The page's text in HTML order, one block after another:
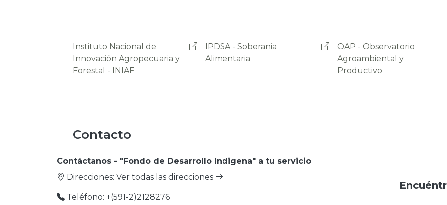
IPDSA - Soberania
Alimentaria
OAP - Observatorio
Agroambiental y
Programa Empoderar
Contacto
Contáctanos - "Fondo de Desarrollo Indigena" a tu servicio
Direcciones: Ver todas las direcciones
Teléfono: +(591-2)2128276